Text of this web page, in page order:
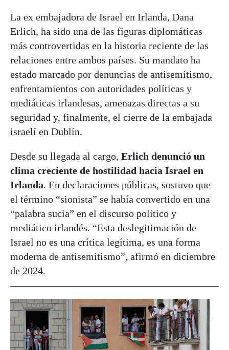
La ex embajadora de Israel en Irlanda, Dana
Erlich, ha sido una de las figuras diplomáticas
más controvertidas en la historia reciente de las
relaciones entre ambos países. Su mandato ha
estado marcado por denuncias de antisemitismo,
enfrentamientos con autoridades políticas y
mediáticas irlandesas, amenazas directas a su
seguridad y, finalmente, el cierre de la embajada
israelí en Dublín.
Desde su llegada al cargo, Erlich denunció un
clima creciente de hostilidad hacia Israel en
Irlanda. En declaraciones públicas, sostuvo que
el término “sionista” se había convertido en una
“palabra sucia” en el discurso político y
mediático irlandés. “Esta deslegitimación de
Israel no es una crítica legítima, es una forma
moderna de antisemitismo”, afirmó en diciembre
de 2024.